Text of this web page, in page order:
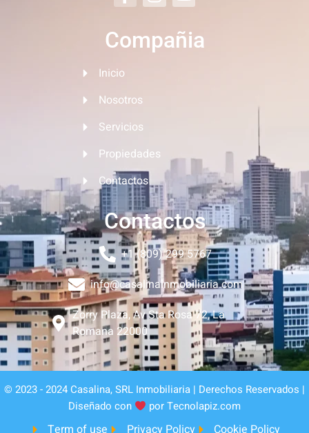
Compañia
Inicio
Nosotros
Servicios
Propiedades
Contactos
Contactos
+1 (809) 299 5767
info@casalinainmobiliaria.com
Zorry Plaza, Av Sta Rosa 72, La
Romana 22000
© 2023 - 2024 Casalina, SRL Inmobiliaria | Derechos Reservados |
Diseñado con
por Tecnolapiz.com
Term of use Privacy Policy Cookie Policy